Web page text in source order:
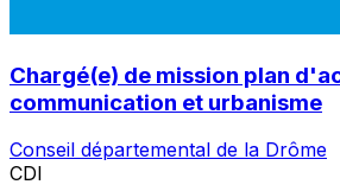
Chargé(e) de mission plan
communication et urbanisme
Conseil départemental de la Drôme
CDI